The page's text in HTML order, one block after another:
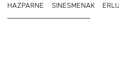
HAZPARNE SINESMENAK